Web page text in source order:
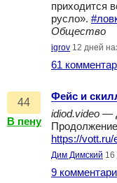
приходится
русло».
Общество
igrov 12 дней
61
44
В пену
Фейс и
idiod.video —
https://vott.ru/
Дим Димский 16
9